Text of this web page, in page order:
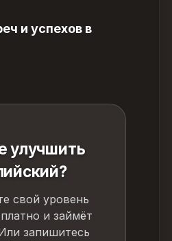
и успехов в
улучшить
свой уровень
и займёт
запишитесь